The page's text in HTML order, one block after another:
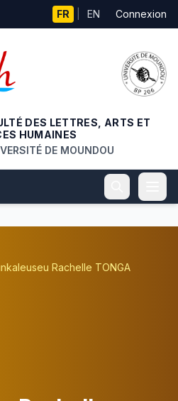
FR EN Connexion
DES LETTRES, ARTS ET
HUMAINES
DE MOUNDOU
Rachelle TONGA